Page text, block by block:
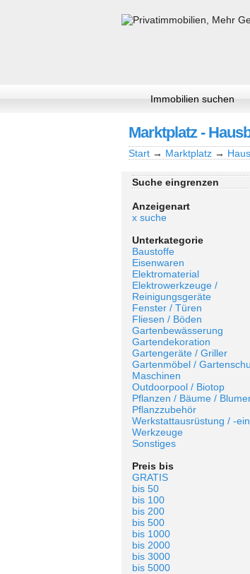
Immobilien suchen
Marktplatz -
Start → Marktplatz →
Suche eingrenzen
Anzeigenart
x suche
Unterkategorie
Baustoffe
Eisenwaren
Elektromaterial
Elektrowerkzeuge /
Reinigungsgeräte
Fenster / Türen
Fliesen / Böden
Gartenbewässerung
Gartendekoration
Gartengeräte / Griller
Gartenmöbel /
Maschinen
Outdoorpool / Biotop
Pflanzen / Bäume /
Pflanzzubehör
Werkstattausrüstung / -
Werkzeuge
Sonstiges
Preis bis
GRATIS
bis 50
bis 100
bis 200
bis 500
bis 1000
bis 2000
bis 3000
bis 5000